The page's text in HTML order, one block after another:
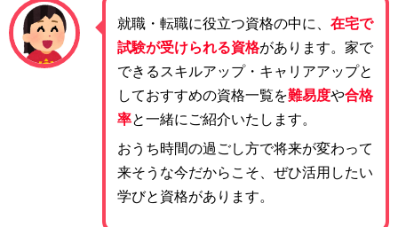
就職・転職に役立つ資格の中に、 在宅で
試験が受けられる資格があります。家で
できるスキルアップ・キャリアアップと
しておすすめの資格一覧を難易度や合格
率と一緒にご紹介いたします。
おうち時間の過ごし方で将来が変わって
来そうな今だからこそ、ぜひ活用したい
学びと資格があります。